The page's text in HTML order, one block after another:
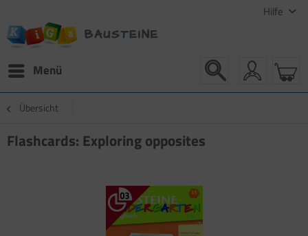
Hilfe
Menü
Übersicht
Flashcards: Exploring opposites